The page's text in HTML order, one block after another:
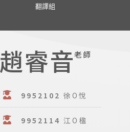
翻譯組
趙睿音老師
9952102 徐O悅
9952114 江O楹